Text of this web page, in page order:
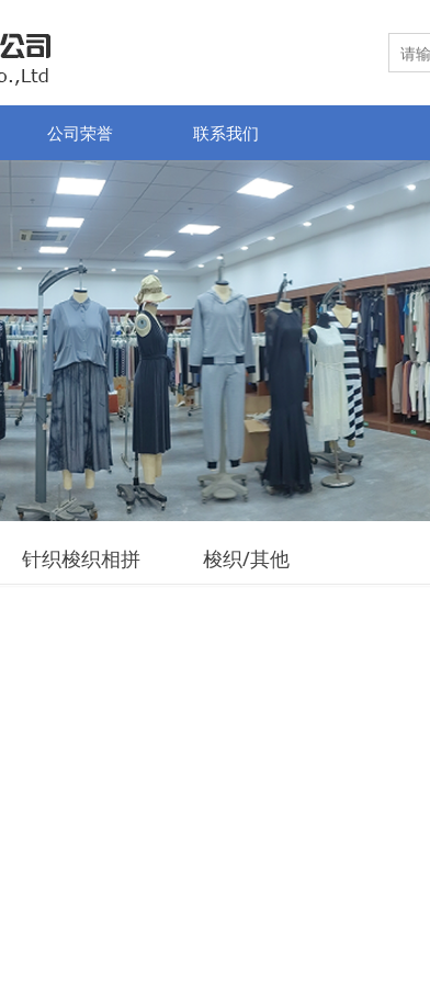
公司荣誉 联系我们
针织梭织相拼 梭织/其他